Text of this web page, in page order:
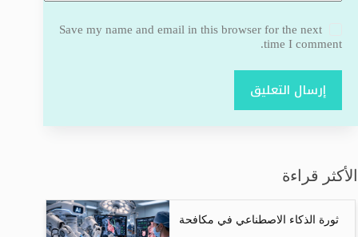
Save my name and email in this browser for the next
time I comment.
إرسال التعليق
الأكثر قراءة
ثورة الذكاء الاصطناعي في مكافحة